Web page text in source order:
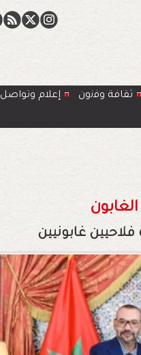
ﺛﻘﺎﻓﺔ وﻓﻧون
إعلام وتواصل
غابونيين